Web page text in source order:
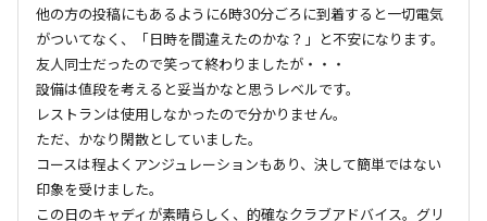
他の方の投稿にもあるように6時30分ごろに到着すると一切電気
がついてなく、「日時を間違えたのかな？」と不安になります。
友人同士だったので笑って終わりましたが・・・
設備は値段を考えると妥当かなと思うレベルです。
レストランは使用しなかったので分かりません。
ただ、かなり閑散としていました。
コースは程よくアンジュレーションもあり、決して簡単ではない
印象を受けました。
この日のキャディが素晴らしく、的確なクラブアドバイス。グリ